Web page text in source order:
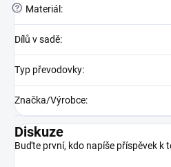
? Materiál :
Dílů v sadě:
Typ převodovky:
Značka/Výrobce:
Diskuze
Buďte první, kdo napíše příspěvek k